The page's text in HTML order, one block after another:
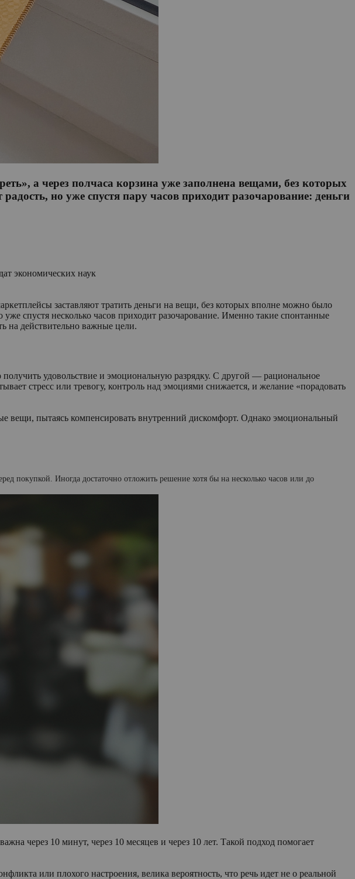
а через полчаса корзина уже заполнена вещами, без которых
но уже спустя пару часов приходит разочарование: деньги
экономических наук
заставляют тратить деньги на вещи, без которых вполне можно было
спустя несколько часов приходит разочарование. Именно такие спонтанные
на действительно важные цели.
удовольствие и эмоциональную разрядку. С другой — рациональное
стресс или тревогу, контроль над эмоциями снижается, и желание «порадовать
вещи, пытаясь компенсировать внутренний дискомфорт. Однако эмоциональный
покупкой. Иногда достаточно отложить решение хотя бы на несколько часов или до
через 10 минут, через 10 месяцев и через 10 лет. Такой подход помогает
или плохого настроения, велика вероятность, что речь идет не о реальной